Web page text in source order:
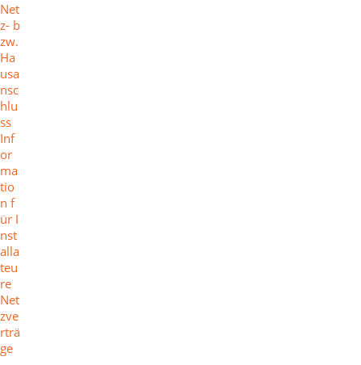
Net
z- b
zw.
Ha
usa
nsc
hlu
ss
Inf
or
ma
tio
n f
ür I
nst
alla
teu
re
Net
zve
rträ
ge